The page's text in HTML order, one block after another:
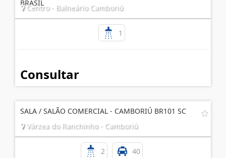
BRASIL
Centro - Balneário Camboriú
1
Consultar
SALA / SALÃO COMERCIAL - CAMBORIÚ BR101 SC
Várzea do Ranchinho - Camboriú
2 40